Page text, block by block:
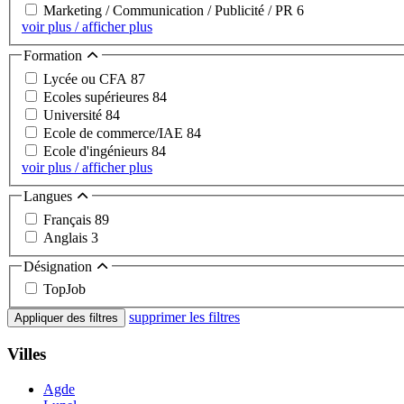
Marketing / Communication / Publicité / PR 6
voir plus / afficher plus
Formation
Lycée ou CFA 87
Ecoles supérieures 84
Université 84
Ecole de commerce/IAE 84
Ecole d'ingénieurs 84
voir plus / afficher plus
Langues
Français 89
Anglais 3
Désignation
TopJob
Appliquer des filtres supprimer les filtres
Villes
Agde